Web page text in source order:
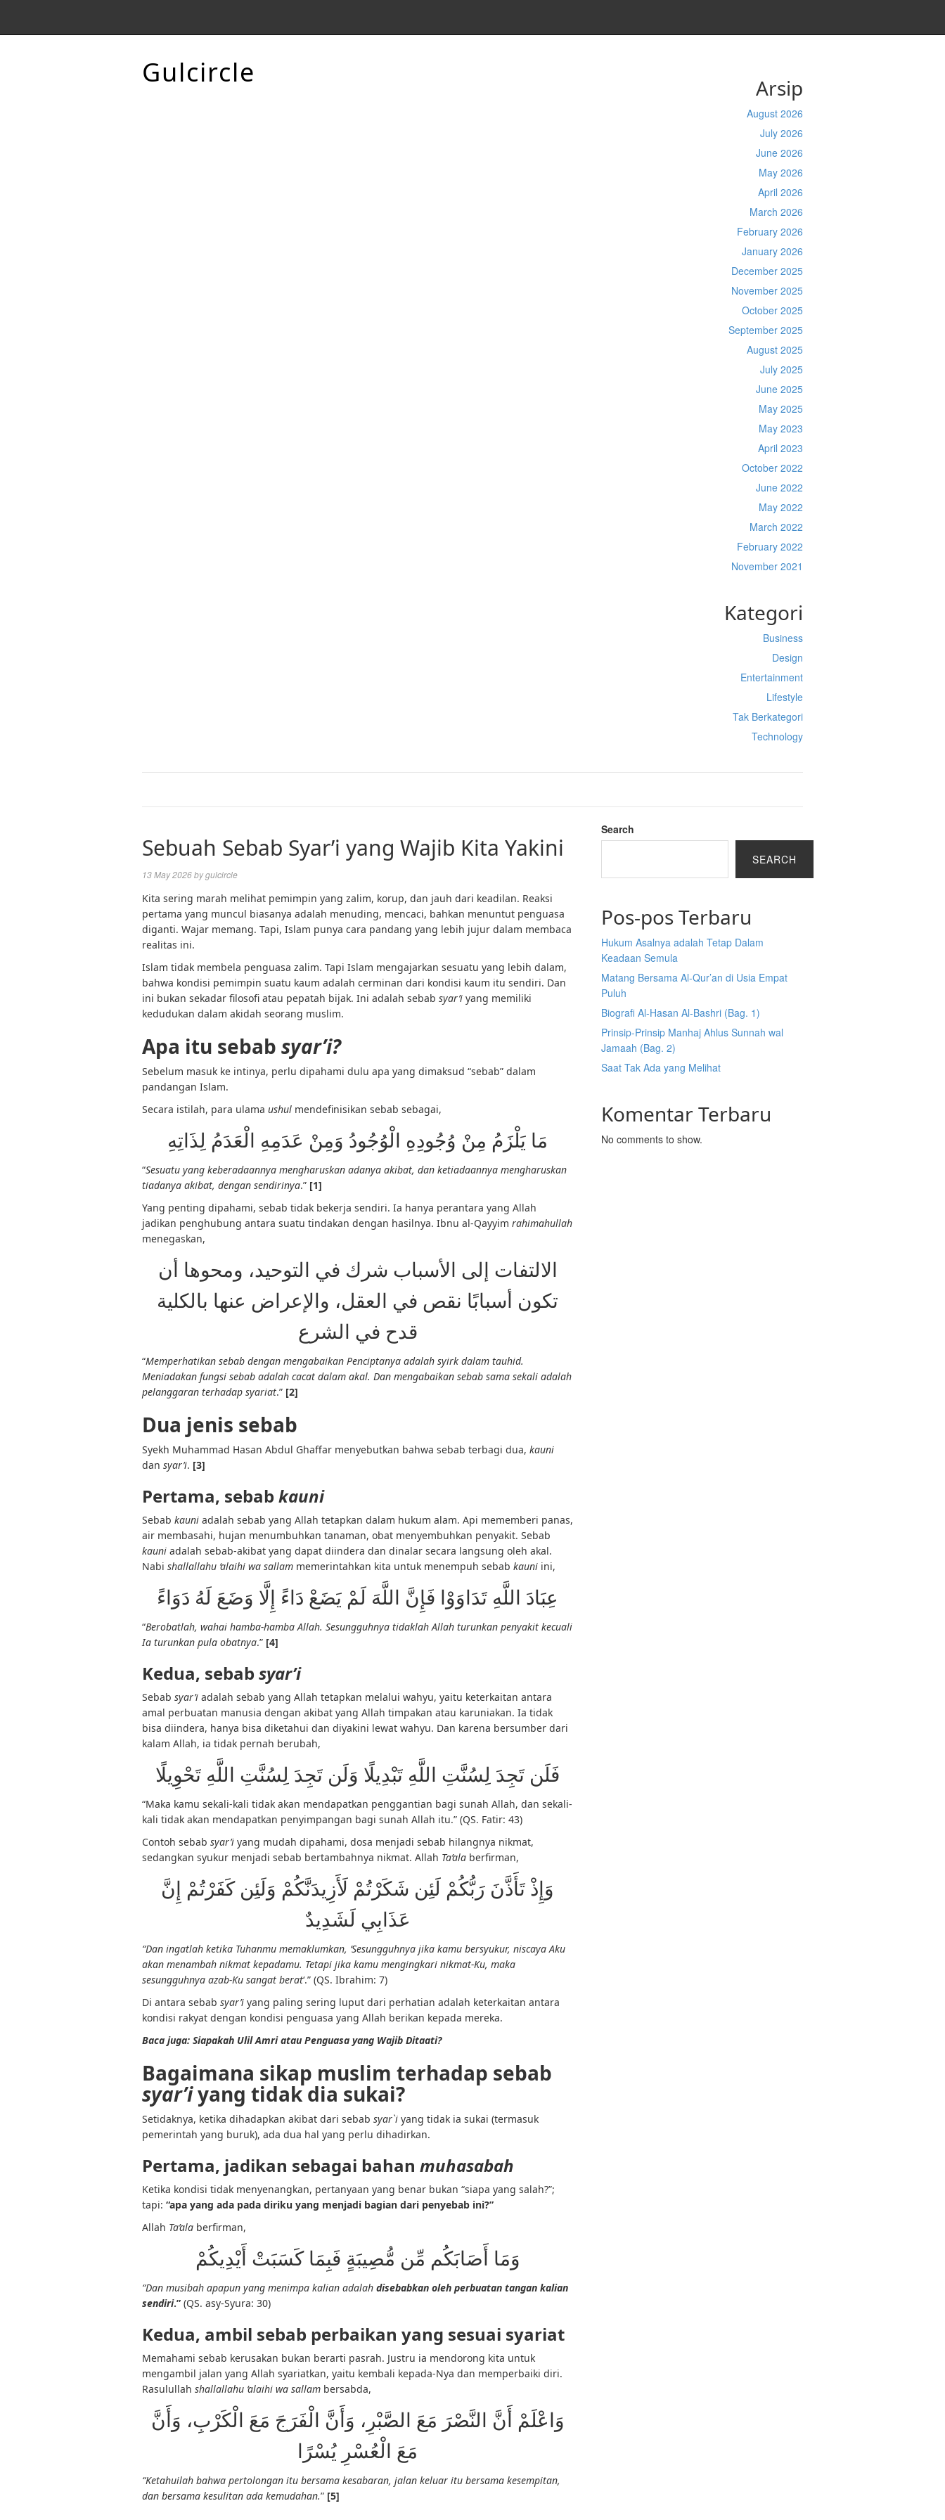
Gulcircle Arsip
August 2026
July 2026
June 2026
May 2026
April 2026
March 2026
February 2026
January 2026
December 2025
November 2025
October 2025
September 2025
August 2025
July 2025
June 2025
May 2025
May 2023
April 2023
October 2022
June 2022
May 2022
March 2022
February 2022
November 2021
Kategori
Business
Design
Entertainment
Lifestyle
Tak Berkategori
Technology
Sebuah Sebab Syar’i yang Wajib Kita Yakini
13 May 2026bygulcircle
Kita sering marah melihat pemimpin yang zalim, korup, dan jauh dari keadilan. Reaksi
pertama yang muncul biasanya adalah menuding, mencaci, bahkan menuntut penguasa
diganti. Wajar memang. Tapi, Islam punya cara pandang yang lebih jujur dalam membaca
realitas ini.
Islam tidak membela penguasa zalim. Tapi Islam mengajarkan sesuatu yang lebih dalam,
bahwa kondisi pemimpin suatu kaum adalah cerminan dari kondisi kaum itu sendiri. Dan
ini bukan sekadar filosofi atau pepatah bijak. Ini adalah sebab syar’i yang memiliki
kedudukan dalam akidah seorang muslim.
Apa itu sebab syar’i?
Sebelum masuk ke intinya, perlu dipahami dulu apa yang dimaksud “sebab” dalam
pandangan Islam.
Secara istilah, para ulama ushul mendefinisikan sebab sebagai,
مَا يَلْزَمُ مِنْ وُجُودِهِ الْوُجُودُ وَمِنْ عَدَمِهِ الْعَدَمُ لِذَاتِهِ
“Sesuatu yang keberadaannya mengharuskan adanya akibat, dan ketiadaannya mengharuskan
tiadanya akibat, dengan sendirinya.” [1]
Yang penting dipahami, sebab tidak bekerja sendiri. Ia hanya perantara yang Allah
jadikan penghubung antara suatu tindakan dengan hasilnya. Ibnu al-Qayyim rahimahullah
menegaskan,
الالتفات إلى الأسباب شرك في التوحيد، ومحوها أن
تكون أسبابًا نقص في العقل، والإعراض عنها بالكلية
قدح في الشرع
“Memperhatikan sebab dengan mengabaikan Penciptanya adalah syirk dalam tauhid.
Meniadakan fungsi sebab adalah cacat dalam akal. Dan mengabaikan sebab sama sekali adalah
pelanggaran terhadap syariat.” [2]
Dua jenis sebab
Syekh Muhammad Hasan Abdul Ghaffar menyebutkan bahwa sebab terbagi dua, kauni
dan syar’i. [3]
Pertama, sebab kauni
Sebab kauni adalah sebab yang Allah tetapkan dalam hukum alam. Api mememberi panas,
air membasahi, hujan menumbuhkan tanaman, obat menyembuhkan penyakit. Sebab
kauni adalah sebab-akibat yang dapat diindera dan dinalar secara langsung oleh akal.
Nabi shallallahu ‘alaihi wa sallam memerintahkan kita untuk menempuh sebab kauni ini,
عِبَادَ اللَّهِ تَدَاوَوْا فَإِنَّ اللَّهَ لَمْ يَضَعْ دَاءً إِلَّا وَضَعَ لَهُ دَوَاءً
“Berobatlah, wahai hamba-hamba Allah. Sesungguhnya tidaklah Allah turunkan penyakit kecuali
Ia turunkan pula obatnya.” [4]
Kedua, sebab syar’i
Sebab syar’i adalah sebab yang Allah tetapkan melalui wahyu, yaitu keterkaitan antara
amal perbuatan manusia dengan akibat yang Allah timpakan atau karuniakan. Ia tidak
bisa diindera, hanya bisa diketahui dan diyakini lewat wahyu. Dan karena bersumber dari
kalam Allah, ia tidak pernah berubah,
فَلَن تَجِدَ لِسُنَّتِ اللَّهِ تَبْدِيلًا وَلَن تَجِدَ لِسُنَّتِ اللَّهِ تَحْوِيلًا
“Maka kamu sekali-kali tidak akan mendapatkan penggantian bagi sunah Allah, dan sekali-
kali tidak akan mendapatkan penyimpangan bagi sunah Allah itu.” (QS. Fatir: 43)
Contoh sebab syar’i yang mudah dipahami, dosa menjadi sebab hilangnya nikmat,
sedangkan syukur menjadi sebab bertambahnya nikmat. Allah Ta’ala berfirman,
وَإِذْ تَأَذَّنَ رَبُّكُمْ لَئِن شَكَرْتُمْ لَأَزِيدَنَّكُمْ وَلَئِن كَفَرْتُمْ إِنَّ
عَذَابِي لَشَدِيدٌ
“Dan ingatlah ketika Tuhanmu memaklumkan, ‘Sesungguhnya jika kamu bersyukur, niscaya Aku
akan menambah nikmat kepadamu. Tetapi jika kamu mengingkari nikmat-Ku, maka
sesungguhnya azab-Ku sangat berat‘.” (QS. Ibrahim: 7)
Di antara sebab syar’i yang paling sering luput dari perhatian adalah keterkaitan antara
kondisi rakyat dengan kondisi penguasa yang Allah berikan kepada mereka.
Baca juga: Siapakah Ulil Amri atau Penguasa yang Wajib Ditaati?
Bagaimana sikap muslim terhadap sebab
syar’iyang tidak dia sukai?
Setidaknya, ketika dihadapkan akibat dari sebab syar`i yang tidak ia sukai (termasuk
pemerintah yang buruk), ada dua hal yang perlu dihadirkan.
Pertama, jadikan sebagai bahan muhasabah
Ketika kondisi tidak menyenangkan, pertanyaan yang benar bukan “siapa yang salah?”;
tapi: “apa yang ada pada diriku yang menjadi bagian dari penyebab ini?”
Allah Ta’ala berfirman,
وَمَا أَصَابَكُم مِّن مُّصِيبَةٍ فَبِمَا كَسَبَتْ أَيْدِيكُمْ
“Dan musibah apapun yang menimpa kalian adalah disebabkan oleh perbuatan tangan kalian
sendiri.” (QS. asy-Syura: 30)
Kedua, ambil sebab perbaikan yang sesuai syariat
Memahami sebab kerusakan bukan berarti pasrah. Justru ia mendorong kita untuk
mengambil jalan yang Allah syariatkan, yaitu kembali kepada-Nya dan memperbaiki diri.
Rasulullah shallallahu ‘alaihi wa sallam bersabda,
وَاعْلَمْ أَنَّ النَّصْرَ مَعَ الصَّبْرِ، وَأَنَّ الْفَرَجَ مَعَ الْكَرْبِ، وَأَنَّ
مَعَ الْعُسْرِ يُسْرًا
“Ketahuilah bahwa pertolongan itu bersama kesabaran, jalan keluar itu bersama kesempitan,
dan bersama kesulitan ada kemudahan.” [5]
Search
SEARCH
Pos-pos Terbaru
Hukum Asalnya adalah Tetap Dalam
Keadaan Semula
Matang Bersama Al-Qur’an di Usia Empat
Puluh
Biografi Al-Hasan Al-Bashri (Bag. 1)
Prinsip-Prinsip Manhaj Ahlus Sunnah wal
Jamaah (Bag. 2)
Saat Tak Ada yang Melihat
Komentar Terbaru
No comments to show.